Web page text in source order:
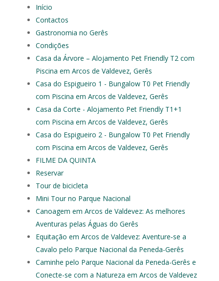
Início
Contactos
Gastronomia no Gerês
Condições
Casa da Árvore – Alojamento Pet Friendly T2 com
Piscina em Arcos de Valdevez, Gerês
Casa do Espigueiro 1 - Bungalow T0 Pet Friendly
com Piscina em Arcos de Valdevez, Gerês
Casa da Corte - Alojamento Pet Friendly T1+1
com Piscina em Arcos de Valdevez, Gerês
Casa do Espigueiro 2 - Bungalow T0 Pet Friendly
com Piscina em Arcos de Valdevez, Gerês
FILME DA QUINTA
Reservar
Tour de bicicleta
Mini Tour no Parque Nacional
Canoagem em Arcos de Valdevez: As melhores
Aventuras pelas Águas do Gerês
Equitação em Arcos de Valdevez: Aventure‑se a
Cavalo pelo Parque Nacional da Peneda-Gerês
Caminhe pelo Parque Nacional da Peneda-Gerês e
Conecte-se com a Natureza em Arcos de Valdevez